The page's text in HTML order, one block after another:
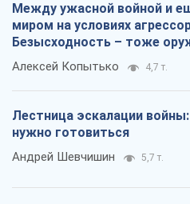
Между ужасной войной и
миром на условиях
Безысходность – тоже
Алексей Копытько 4,7 т.
Лестница эскалации
нужно готовиться
Андрей Шевчишин 5,7 т.